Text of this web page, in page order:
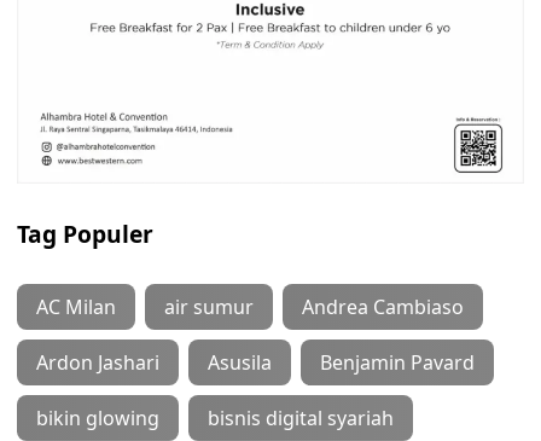
Tag Populer
AC Milan air sumur Andrea Cambiaso
Ardon Jashari Asusila Benjamin Pavard
bikin glowing bisnis digital syariah